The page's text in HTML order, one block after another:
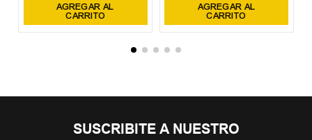
AGREGAR AL
CARRITO
AGREGAR AL
CARRITO
SUSCRIBITE A NUESTRO